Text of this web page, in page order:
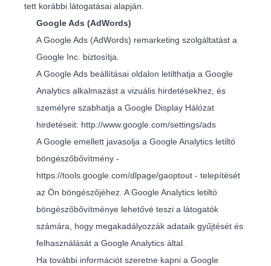
tett korábbi látogatásai alapján.
Google Ads (AdWords)
A Google Ads (AdWords) remarketing szolgáltatást a
Google Inc. biztosítja.
A Google Ads beállításai oldalon letilthatja a Google
Analytics alkalmazást a vizuális hirdetésekhez, és
személyre szabhatja a Google Display Hálózat
hirdetéseit: http://www.google.com/settings/ads
A Google emellett javasolja a Google Analytics letiltó
böngészőbővítmény -
https://tools.google.com/dlpage/gaoptout - telepítését
az Ön böngészőjéhez. A Google Analytics letiltó
böngészőbővítménye lehetővé teszi a látogatók
számára, hogy megakadályozzák adataik gyűjtését és
felhasználását a Google Analytics által.
Ha további információt szeretne kapni a Google